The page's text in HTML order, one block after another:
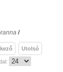
/
Utolsó
Bébijátékok
Diafilm